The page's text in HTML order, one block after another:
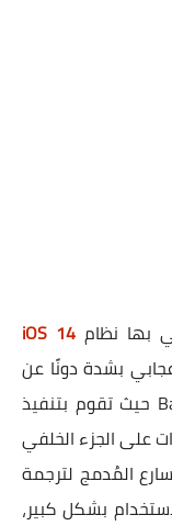
بها نظام iOS 14
بشدة دونًا عن
غيرها وهي "الضغط من الخلف" Back Tap حيث تقوم بتنفيذ
على الجزء الخلفي
المُدمج لترجمة
بشكل كبير،